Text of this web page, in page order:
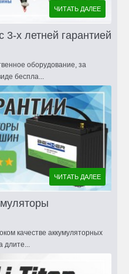
ЧИТАТЬ ДАЛЕЕ
х летней гарантией
оборудование, за
беспла...
ЧИТАТЬ ДАЛЕЕ
качестве аккумуляторных